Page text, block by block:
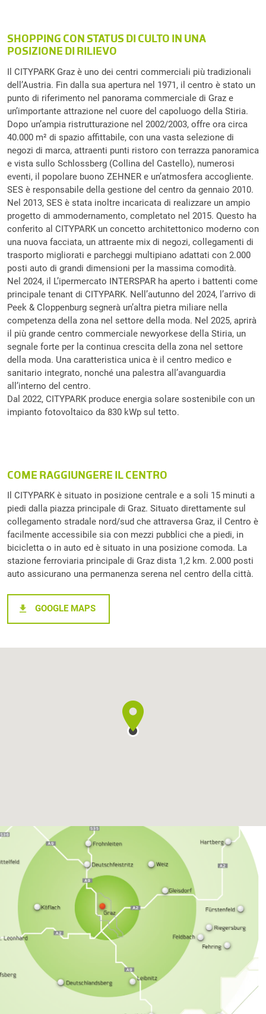
SHOPPING CON STATUS DI CULTO IN UNA
POSIZIONE DI RILIEVO
Il CITYPARK Graz è uno dei centri commerciali più tradizionali
dell’Austria. Fin dalla sua apertura nel 1971, il centro è stato un
punto di riferimento nel panorama commerciale di Graz e
un’importante attrazione nel cuore del capoluogo della Stiria.
Dopo un’ampia ristrutturazione nel 2002/2003, offre ora circa
40.000 m² di spazio affittabile, con una vasta selezione di
negozi di marca, attraenti punti ristoro con terrazza panoramica
e vista sullo Schlossberg (Collina del Castello), numerosi
eventi, il popolare buono ZEHNER e un’atmosfera accogliente.
SES è responsabile della gestione del centro da gennaio 2010.
Nel 2013, SES è stata inoltre incaricata di realizzare un ampio
progetto di ammodernamento, completato nel 2015. Questo ha
conferito al CITYPARK un concetto architettonico moderno con
una nuova facciata, un attraente mix di negozi, collegamenti di
trasporto migliorati e parcheggi multipiano adattati con 2.000
posti auto di grandi dimensioni per la massima comodità.
Nel 2024, il L’ipermercato INTERSPAR ha aperto i battenti come
principale tenant di CITYPARK. Nell’autunno del 2024, l’arrivo di
Peek & Cloppenburg segnerà un’altra pietra miliare nella
competenza della zona nel settore della moda. Nel 2025, aprirà
il più grande centro commerciale newyorkese della Stiria, un
segnale forte per la continua crescita della zona nel settore
della moda. Una caratteristica unica è il centro medico e
sanitario integrato, nonché una palestra all’avanguardia
all’interno del centro.
Dal 2022, CITYPARK produce energia solare sostenibile con un
impianto fotovoltaico da 830 kWp sul tetto.
COME RAGGIUNGERE IL CENTRO
Il CITYPARK è situato in posizione centrale e a soli 15 minuti a
piedi dalla piazza principale di Graz. Situato direttamente sul
collegamento stradale nord/sud che attraversa Graz, il Centro è
facilmente accessibile sia con mezzi pubblici che a piedi, in
bicicletta o in auto ed è situato in una posizione comoda. La
stazione ferroviaria principale di Graz dista 1,2 km. 2.000 posti
auto assicurano una permanenza serena nel centro della città.
GOOGLE MAPS